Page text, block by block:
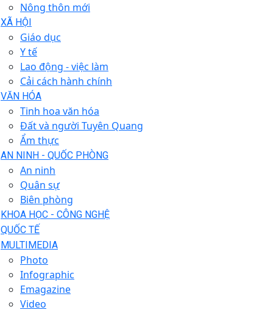
Nông thôn mới
XÃ HỘI
Giáo dục
Y tế
Lao động - việc làm
Cải cách hành chính
VĂN HÓA
Tinh hoa văn hóa
Đất và người Tuyên Quang
Ẩm thực
AN NINH - QUỐC PHÒNG
An ninh
Quân sự
Biên phòng
KHOA HỌC - CÔNG NGHỆ
QUỐC TẾ
MULTIMEDIA
Photo
Infographic
Emagazine
Video